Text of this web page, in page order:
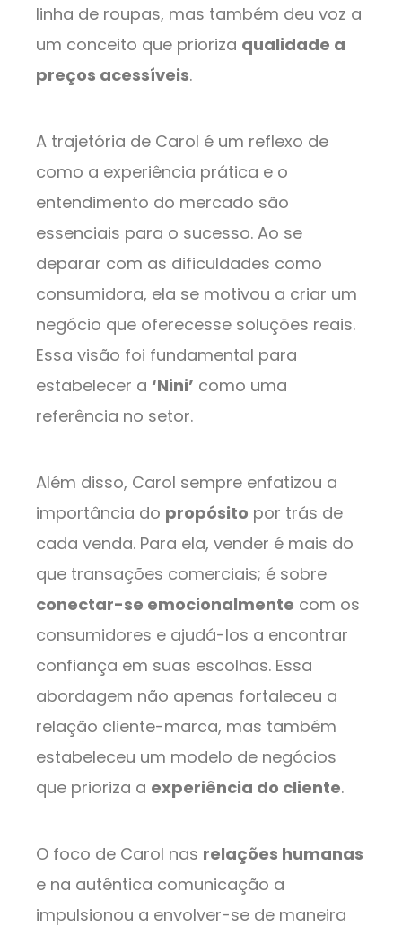
linha de roupas, mas também deu voz a
um conceito que prioriza qualidade a
preços acessíveis.
A trajetória de Carol é um reflexo de
como a experiência prática e o
entendimento do mercado são
essenciais para o sucesso. Ao se
deparar com as dificuldades como
consumidora, ela se motivou a criar um
negócio que oferecesse soluções reais.
Essa visão foi fundamental para
estabelecer a ‘Nini’ como uma
referência no setor.
Além disso, Carol sempre enfatizou a
importância do propósito por trás de
cada venda. Para ela, vender é mais do
que transações comerciais; é sobre
conectar-se emocionalmente com os
consumidores e ajudá-los a encontrar
confiança em suas escolhas. Essa
abordagem não apenas fortaleceu a
relação cliente-marca, mas também
estabeleceu um modelo de negócios
que prioriza a experiência do cliente.
O foco de Carol nas relações humanas
e na autêntica comunicação a
impulsionou a envolver-se de maneira